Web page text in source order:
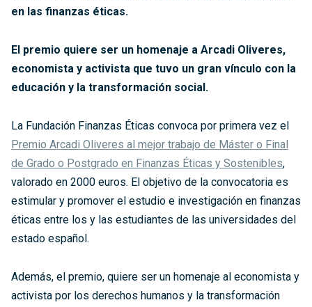
en las finanzas éticas.
El premio quiere ser un homenaje a Arcadi Oliveres,
economista y activista que tuvo un gran vínculo con la
educación y la transformación social.
La Fundación Finanzas Éticas convoca por primera vez el
Premio Arcadi Oliveres al mejor trabajo de Máster o Final
de Grado o Postgrado en Finanzas Éticas y Sostenibles,
valorado en 2000 euros. El objetivo de la convocatoria es
estimular y promover el estudio e investigación en finanzas
éticas entre los y las estudiantes de las universidades del
estado español.
Además, el premio, quiere ser un homenaje al economista y
activista por los derechos humanos y la transformación